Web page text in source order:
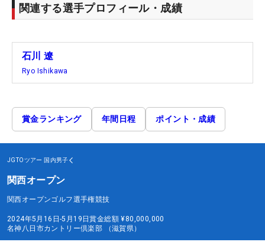
関連する選手プロフィール・成績
石川 遼
Ryo Ishikawa
賞金ランキング 年間日程 ポイント・成績
JGTOツアー 国内男子
関西オープン
関西オープンゴルフ選手権競技
2024年5月16日-5月19日賞金総額 ¥80,000,000
名神八日市カントリー倶楽部 （滋賀県）